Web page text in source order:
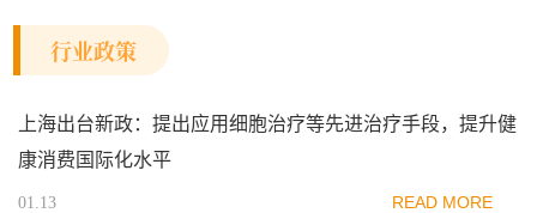
行业政策
上海出台新政：提出应用细胞治疗等先进治疗手段，提升健
康消费国际化水平
01.13 READ MORE